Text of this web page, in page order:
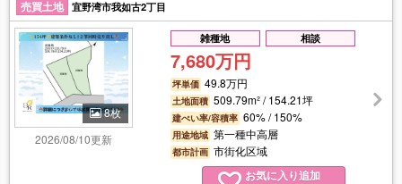
売買土地 宜野湾市我如古2丁目
8枚
2026/08/10更新
雑種地 相談
7,680万円
坪単価 49.8万円
土地面積 509.79m² / 154.21坪
建ぺい率/容積率 60% / 150%
用途地域 第一種中高層
都市計画 市街化区域
お気に入り追加